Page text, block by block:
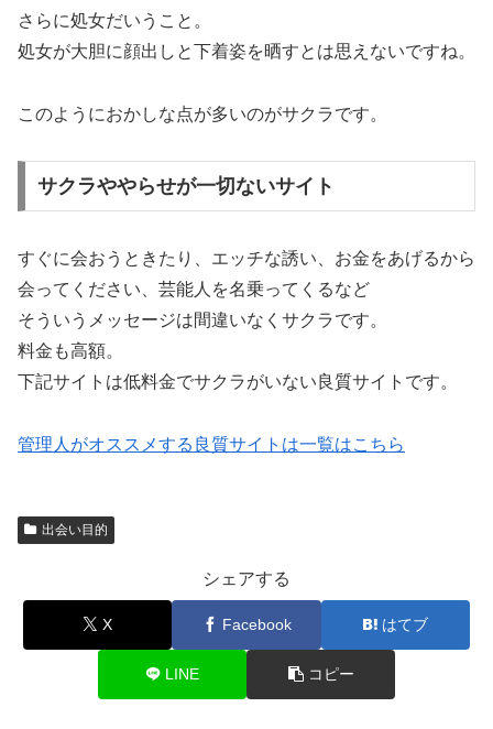
さらに処女だいうこと。
処女が大胆に顔出しと下着姿を晒すとは思えないですね。
このようにおかしな点が多いのがサクラです。
サクラややらせが一切ないサイト
すぐに会おうときたり、エッチな誘い、お金をあげるから
会ってください、芸能人を名乗ってくるなど
そういうメッセージは間違いなくサクラです。
料金も高額。
下記サイトは低料金でサクラがいない良質サイトです。
管理人がオススメする良質サイトは一覧はこちら
出会い目的
シェアする
X Facebook はてブ
LINE コピー